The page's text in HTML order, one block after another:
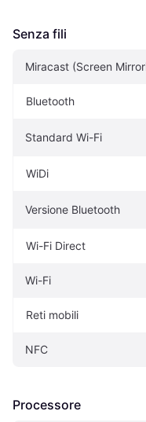
Senza fili
Miracast (Screen
Bluetooth
Standard Wi-Fi
WiDi
Versione Bluetooth
Wi-Fi Direct
Wi-Fi
Reti mobili
NFC
Processore